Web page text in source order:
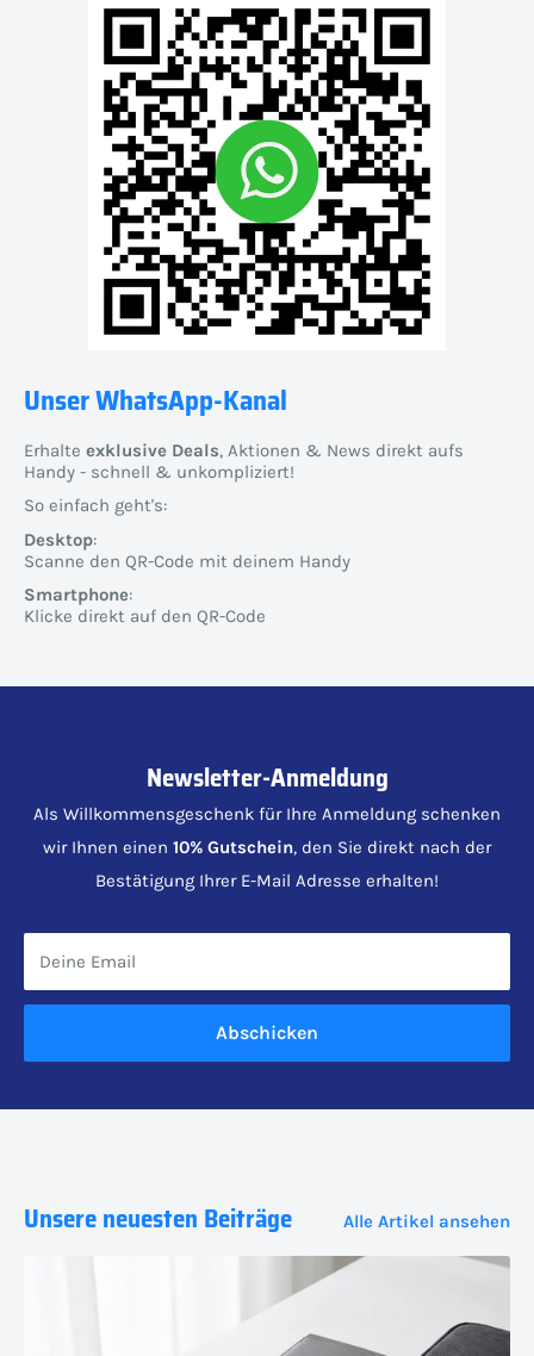
Unser WhatsApp-Kanal
Erhalte exklusive Deals, Aktionen & News direkt aufs
Handy - schnell & unkompliziert!
So einfach geht's:
Desktop:
Scanne den QR-Code mit deinem Handy
Smartphone:
Klicke direkt auf den QR-Code
Newsletter-Anmeldung
Als Willkommensgeschenk für Ihre Anmeldung schenken
wir Ihnen einen 10% Gutschein, den Sie direkt nach der
Bestätigung Ihrer E-Mail Adresse erhalten!
Deine Email
Abschicken
Unsere neuesten Beiträge Alle Artikel ansehen